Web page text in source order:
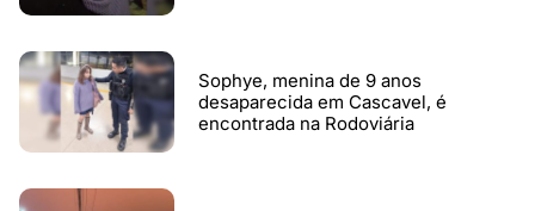
Sophye, menina de 9 anos
desaparecida em Cascavel, é
encontrada na Rodoviária